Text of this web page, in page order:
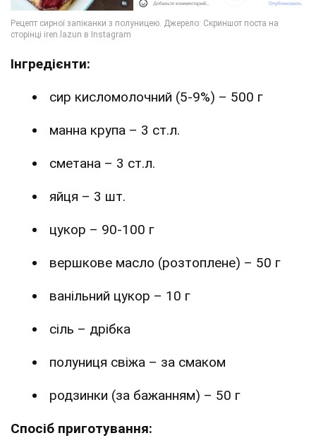
Інгредієнти:
сир кисломолочний (5-9%) – 500 г
манна крупа – 3 ст.л.
сметана – 3 ст.л.
яйця – 3 шт.
цукор – 90-100 г
вершкове масло (розтоплене) – 50 г
ванільний цукор – 10 г
сіль – дрібка
полуниця свіжа – за смаком
родзинки (за бажанням) – 50 г
Спосіб приготування: